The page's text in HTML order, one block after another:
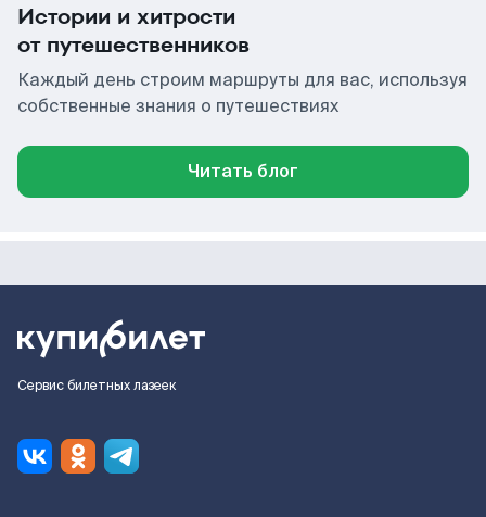
Истории и хитрости
от путешественников
Каждый день строим маршруты для вас, используя
собственные знания о путешествиях
Читать блог
Сервис билетных лазеек